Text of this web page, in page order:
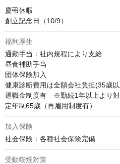
慶弔休暇
創立記念日（10/9）
福利厚生
通勤手当：社内規程により支給
昼食補助手当
団体保険加入
健康診断費用は全額会社負担(35歳
退職金制度有　※勤続1年以上より
定年制65歳（再雇用制度有）
加入保険
社会保険：各種社会保険完備
受動喫煙対策